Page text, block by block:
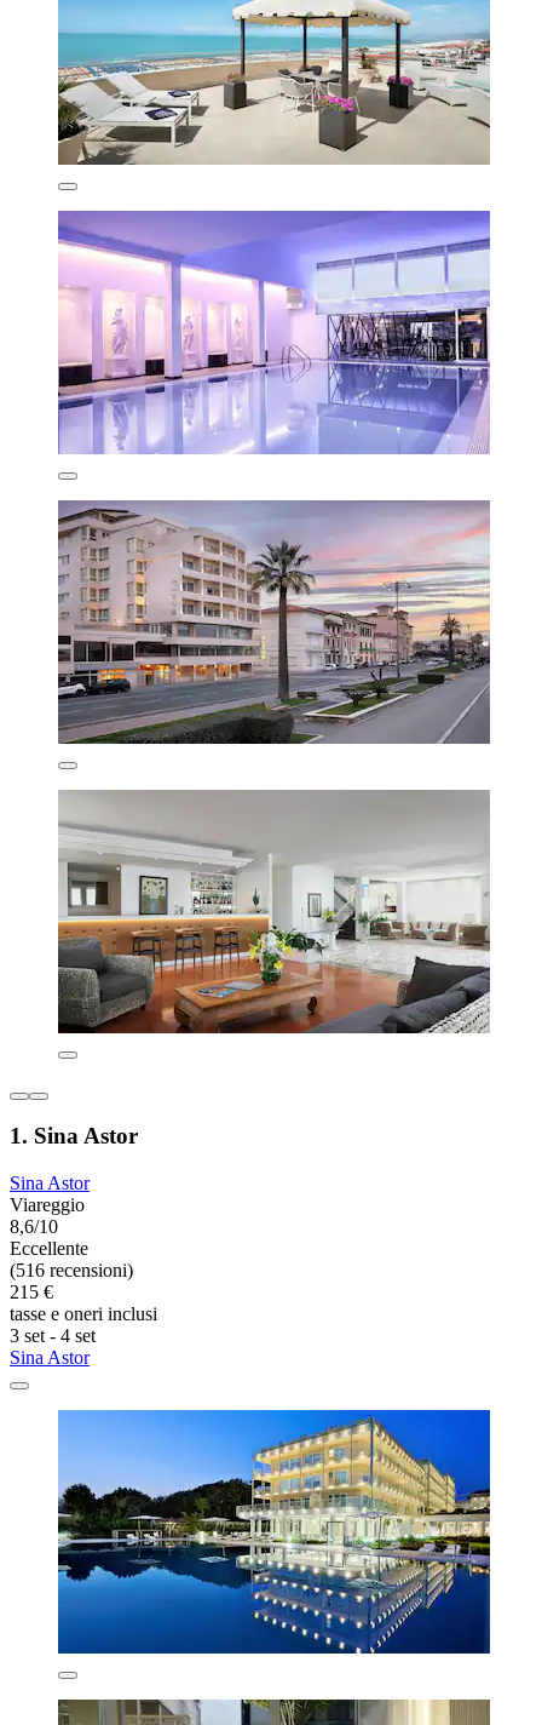
1. Sina Astor
Sina Astor
Viareggio
8,6/10
Eccellente
(516 recensioni)
215 €
tasse e oneri inclusi
3 set - 4 set
Sina Astor